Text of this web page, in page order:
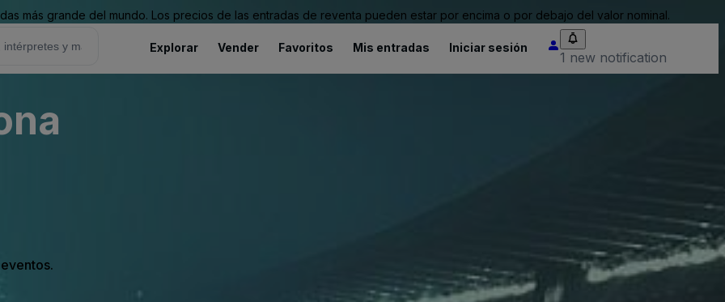
más grande del mundo. Los precios de las entradas de reventa pueden estar por encima o por debajo del valor nominal.
Explorar Vender Favoritos Mis entradas Iniciar sesión
1 new notification